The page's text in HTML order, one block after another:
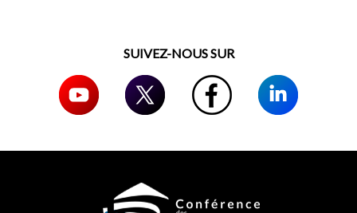
SUIVEZ-NOUS SUR